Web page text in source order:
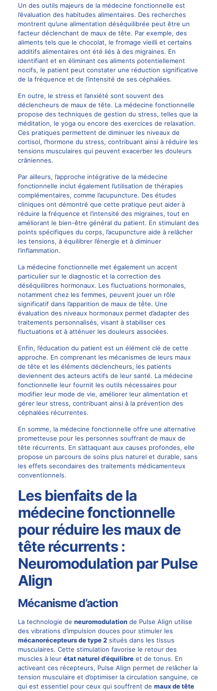
Un des outils majeurs de la médecine fonctionnelle est
l’évaluation des habitudes alimentaires. Des recherches
montrent qu’une alimentation déséquilibrée peut être un
facteur déclenchant de maux de tête. Par exemple, des
aliments tels que le chocolat, le fromage vieilli et certains
additifs alimentaires ont été liés à des migraines. En
identifiant et en éliminant ces aliments potentiellement
nocifs, le patient peut constater une réduction significative
de la fréquence et de l’intensité de ses céphalées.
En outre, le stress et l’anxiété sont souvent des
déclencheurs de maux de tête. La médecine fonctionnelle
propose des techniques de gestion du stress, telles que la
méditation, le yoga ou encore des exercices de relaxation.
Ces pratiques permettent de diminuer les niveaux de
cortisol, l’hormone du stress, contribuant ainsi à réduire les
tensions musculaires qui peuvent exacerber les douleurs
crâniennes.
Par ailleurs, l’approche intégrative de la médecine
fonctionnelle inclut également l’utilisation de thérapies
complémentaires, comme l’acupuncture. Des études
cliniques ont démontré que cette pratique peut aider à
réduire la fréquence et l’intensité des migraines, tout en
améliorant le bien-être général du patient. En stimulant des
points spécifiques du corps, l’acupuncture aide à relâcher
les tensions, à équilibrer l’énergie et à diminuer
l’inflammation.
La médecine fonctionnelle met également un accent
particulier sur le diagnostic et la correction des
déséquilibres hormonaux. Les fluctuations hormonales,
notamment chez les femmes, peuvent jouer un rôle
significatif dans l’apparition de maux de tête. Une
évaluation des niveaux hormonaux permet d’adapter des
traitements personnalisés, visant à stabiliser ces
fluctuations et à atténuer les douleurs associées.
Enfin, l’éducation du patient est un élément clé de cette
approche. En comprenant les mécanismes de leurs maux
de tête et les éléments déclencheurs, les patients
deviennent des acteurs actifs de leur santé. La médecine
fonctionnelle leur fournit les outils nécessaires pour
modifier leur mode de vie, améliorer leur alimentation et
gérer leur stress, contribuant ainsi à la prévention des
céphalées récurrentes.
En somme, la médecine fonctionnelle offre une alternative
prometteuse pour les personnes souffrant de maux de
tête récurrents. En s’attaquant aux causes profondes, elle
propose un parcours de soins plus naturel et durable, sans
les effets secondaires des traitements médicamenteux
conventionnels.
Les bienfaits de la
médecine fonctionnelle
pour réduire les maux de
tête récurrents :
Neuromodulation par Pulse
Align
Mécanisme d’action
La technologie de neuromodulationde Pulse Align utilise
des vibrations d’impulsion douces pour stimuler les
mécanorécepteurs de type 2situés dans les tissus
musculaires. Cette stimulation favorise le retour des
muscles à leur état naturel d’équilibreet de tonus. En
activeant ces récepteurs, Pulse Align permet de relâcher la
tension musculaire et d’optimiser la circulation sanguine, ce
qui est essentiel pour ceux qui souffrent de maux de tête